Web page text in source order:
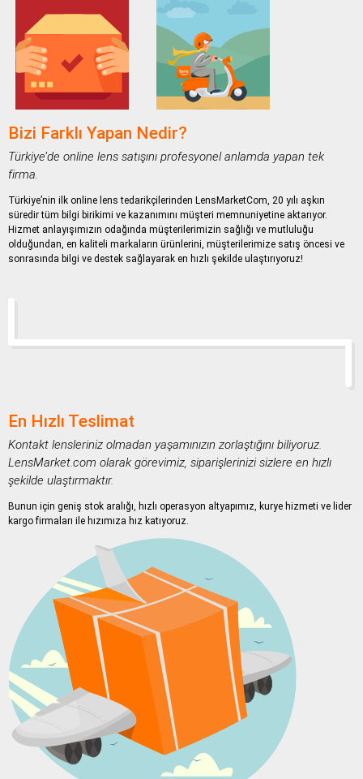
Bizi Farklı Yapan Nedir?
Türkiye’de online lens satışını profesyonel anlamda yapan tek
firma.
Türkiye’nin ilk online lens tedarikçilerinden LensMarketCom, 20 yılı aşkın
süredir tüm bilgi birikimi ve kazanımını müşteri memnuniyetine aktarıyor.
Hizmet anlayışımızın odağında müşterilerimizin sağlığı ve mutluluğu
olduğundan, en kaliteli markaların ürünlerini, müşterilerimize satış öncesi ve
sonrasında bilgi ve destek sağlayarak en hızlı şekilde ulaştırıyoruz!
En Hızlı Teslimat
Kontakt lensleriniz olmadan yaşamınızın zorlaştığını biliyoruz.
LensMarket.com olarak görevimiz, siparişlerinizi sizlere en hızlı
şekilde ulaştırmaktır.
Bunun için geniş stok aralığı, hızlı operasyon altyapımız, kurye hizmeti ve lider
kargo firmaları ile hızımıza hız katıyoruz.